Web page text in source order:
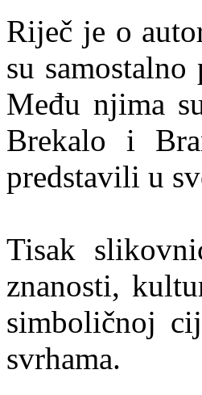
Riječ je o
su
Među njima
Brekalo i
predstavili u
Tisak
znanosti,
simboličnoj
svrhama.